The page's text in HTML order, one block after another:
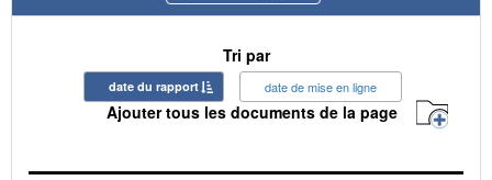
Tri par
date du rapport date de mise en ligne
Ajouter tous les documents de la page